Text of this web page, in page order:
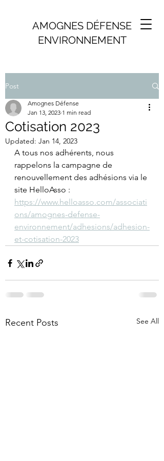
AMOGNES DÉFENSE
ENVIRONNEMENT
Post
Cotisation 2023
Amognes Défense
Jan 13, 2023 1 min read
Updated: Jan 14, 2023
A tous nos adhérents, nous
rappelons la campagne de
renouvellement des adhésions via le
site HelloAsso :
https://www.helloasso.com/associati
ons/amognes-defense-
environnement/adhesions/adhesion-
et-cotisation-2023
Recent Posts See All